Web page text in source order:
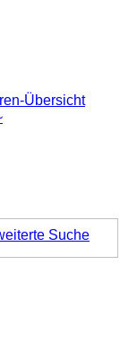
Übersicht
Suche